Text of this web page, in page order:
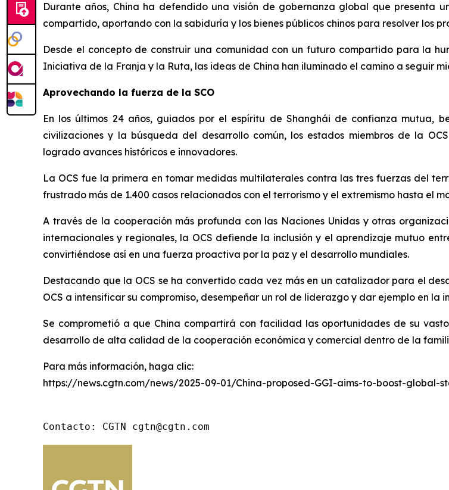
Durante años, China ha defendido una visión de gobernanza global que presenta
compartido, aportando con la sabiduría y los bienes públicos chinos para resolver los
Desde el concepto de construir una comunidad con un futuro compartido para la
Iniciativa de la Franja y la Ruta, las ideas de China han iluminado el camino a seguir
Aprovechando la fuerza de la SCO
En los últimos 24 años, guiados por el espíritu de Shanghái de confianza mutua,
civilizaciones y la búsqueda del desarrollo común, los estados miembros de la
logrado avances históricos e innovadores.
La OCS fue la primera en tomar medidas multilaterales contra las tres fuerzas del
frustrado más de 1.400 casos relacionados con el terrorismo y el extremismo hasta
A través de la cooperación más profunda con las Naciones Unidas y otras
internacionales y regionales, la OCS defiende la inclusión y el aprendizaje mutuo
convirtiéndose así en una fuerza proactiva por la paz y el desarrollo mundiales.
Destacando que la OCS se ha convertido cada vez más en un catalizador para el
OCS a intensificar su compromiso, desempeñar un rol de liderazgo y dar ejemplo en la
Se comprometió a que China compartirá con facilidad las oportunidades de su
desarrollo de alta calidad de la cooperación económica y comercial dentro de la
Para más información, haga clic:
https://news.cgtn.com/news/2025-09-01/China-proposed-GGI-aims-to-boost-global-
Contacto: CGTN cgtn@cgtn.com